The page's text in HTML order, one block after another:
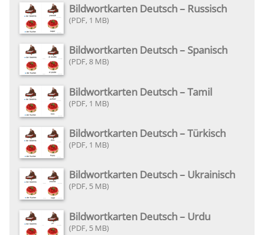
Bildwortkarten Deutsch – Russisch
1 MB
Bildwortkarten Deutsch – Spanisch
8 MB
Bildwortkarten Deutsch – Tamil
1 MB
Bildwortkarten Deutsch – Türkisch
1 MB
Bildwortkarten Deutsch – Ukrainisch
5 MB
Bildwortkarten Deutsch – Urdu
5 MB